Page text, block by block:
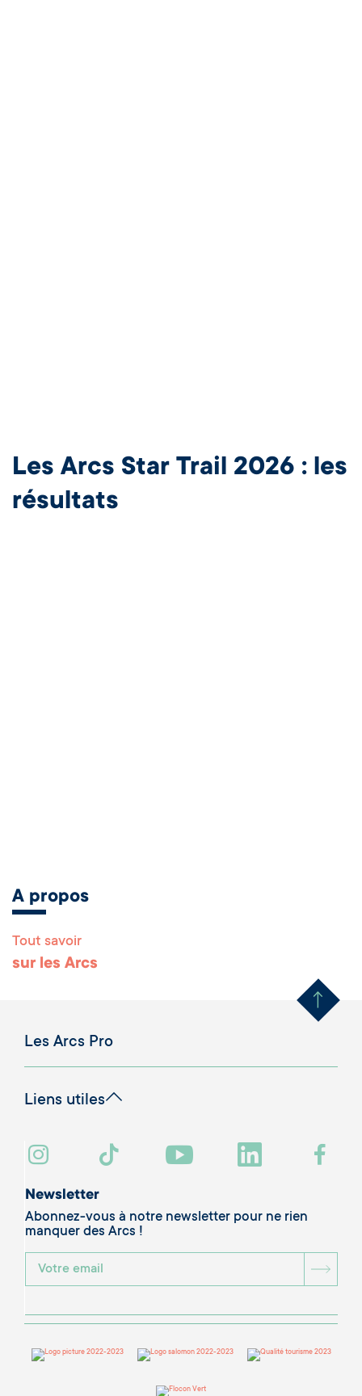
Les Arcs Star Trail 2026 : les
résultats
A propos
Tout savoir
sur les Arcs Remonter
Les Arcs Pro
Liens utiles
Newsletter
Abonnez-vous à notre newsletter pour ne rien
manquer des Arcs !